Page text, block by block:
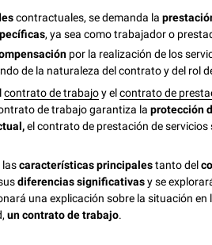
contractuales, se demanda la
, ya sea como trabajador o
por la realización de los
de la naturaleza del contrato y del rol
contrato de trabajoy elcontrato de
de trabajo garantiza laprotección
el contrato de prestación de
lascaracterísticas principalestanto del
diferencias significativasy se
una explicación sobre la situación en
un contrato de trabajo.